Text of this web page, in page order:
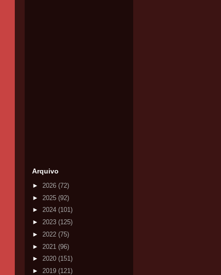
Arquivo
► 2026 (72)
► 2025 (92)
► 2024 (101)
► 2023 (125)
► 2022 (75)
► 2021 (96)
► 2020 (151)
► 2019 (121)